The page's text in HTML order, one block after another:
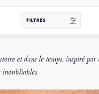
FILTRES
et dans le temps, inspiré par
inoubliables.